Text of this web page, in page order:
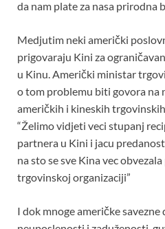
da nam plate za nasa prirodna
Medjutim neki američki
prigovaraju Kini za
u Kinu. Američki ministar
o tom problemu biti govora na
američkih i kineskih
“Želimo vidjeti veci stupanj
partnera u Kini i jacu
na sto se sve Kina vec
trgovinskoj organizaciji”
I dok mnoge američke